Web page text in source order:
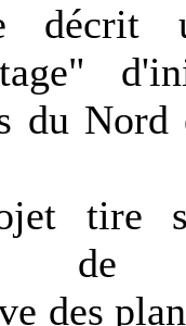
décrit
du Nord
tire
de
des